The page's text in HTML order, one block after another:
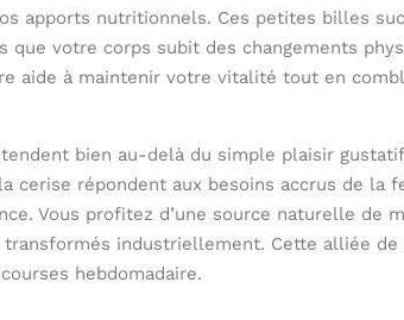
apports nutritionnels. Ces petites billes
que votre corps subit des changements
aide à maintenir votre vitalité tout en
bien au-delà du simple plaisir
cerise répondent aux besoins accrus de la
Vous profitez d’une source naturelle de
industriellement. Cette alliée de
hebdomadaire.